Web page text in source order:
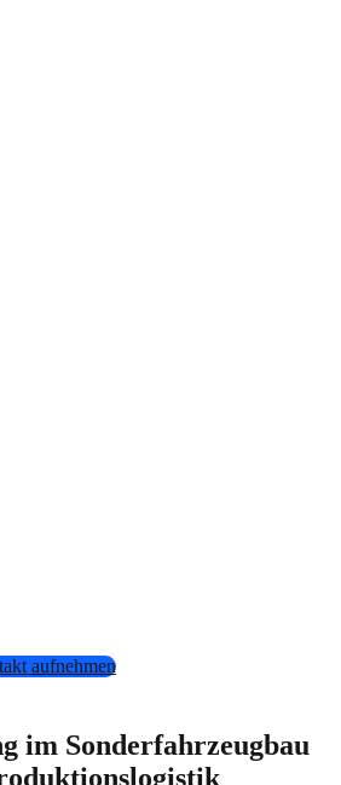
aufnehmen
im Sonderfahrzeugbau